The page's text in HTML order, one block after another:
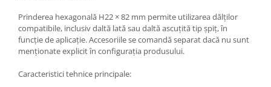
Prinderea hexagonală H22 × 82 mm permite utilizarea dălților
compatibile, inclusiv daltă lată sau daltă ascuțită tip șpiț, în
funcție de aplicație. Accesoriile se comandă separat dacă nu sunt
menționate explicit în configurația produsului.
Caracteristici tehnice principale: